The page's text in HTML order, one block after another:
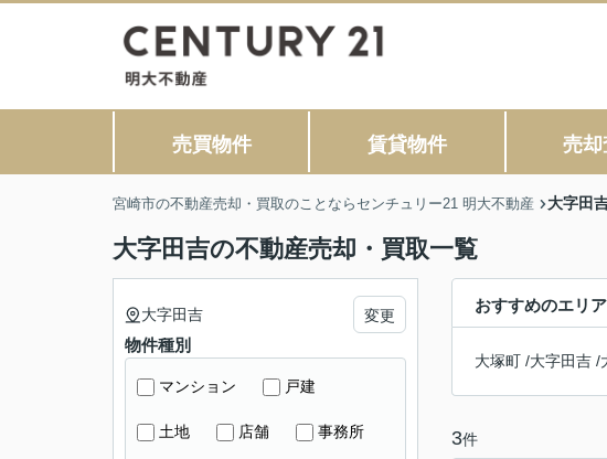
売買物件 賃貸物件 売却
宮崎市の不動産売却・買取のことならセンチュリー21 明大不動産 大字田
大字田吉の不動産売却・買取一覧
おすすめのエリア
大塚町 /大字田吉 /
3件
大字田吉 変更
物件種別
マンション 戸建
土地 店舗 事務所